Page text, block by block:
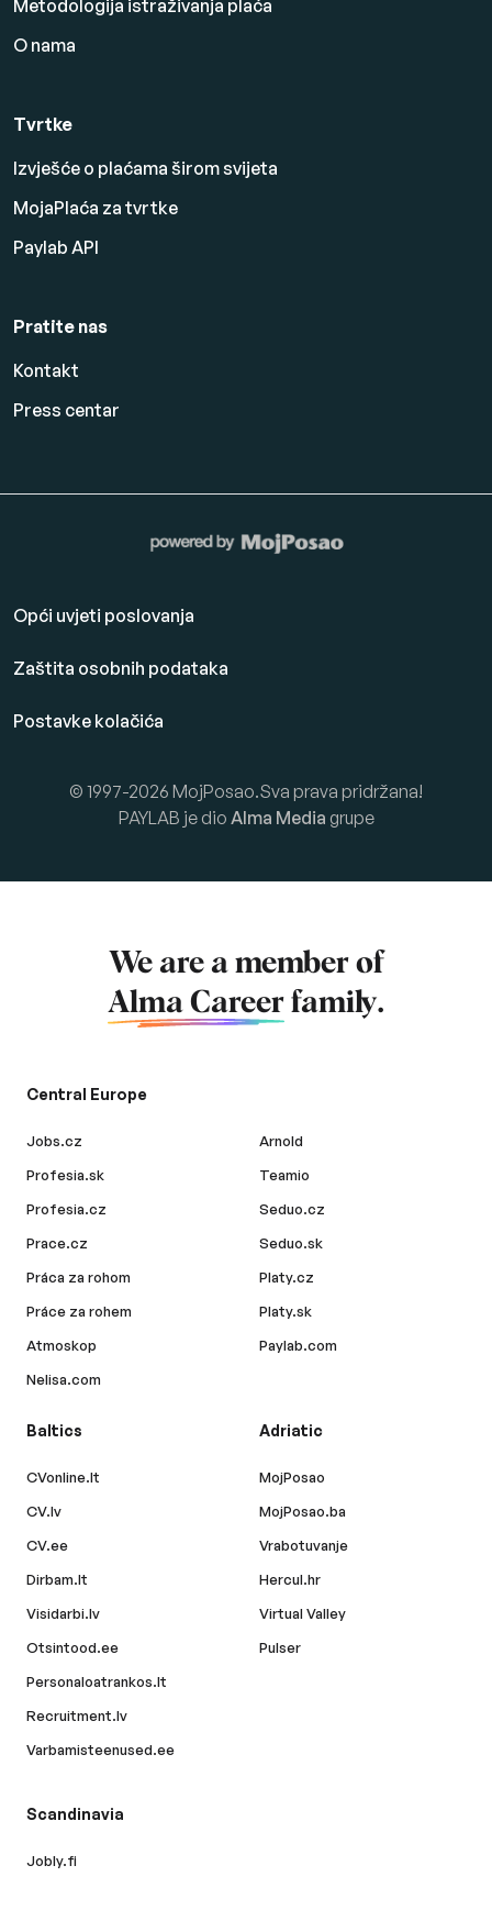
Metodologija istraživanja plaća
O nama
Tvrtke
Izvješće o plaćama širom svijeta
MojaPlaća za tvrtke
Paylab API
Pratite nas
Kontakt
Press centar
Opći uvjeti poslovanja
Zaštita osobnih podataka
Postavke kolačića
© 1997-2026 MojPosao.Sva prava pridržana!
PAYLAB je dio Alma Media grupe
We are a member of
Alma Career family.
Central Europe
Jobs.cz
Profesia.sk
Profesia.cz
Prace.cz
Práca za rohom
Práce za rohem
Atmoskop
Nelisa.com
Arnold
Teamio
Seduo.cz
Seduo.sk
Platy.cz
Platy.sk
Paylab.com
Baltics
CVonline.lt
CV.lv
CV.ee
Dirbam.lt
Visidarbi.lv
Otsintood.ee
Personaloatrankos.lt
Recruitment.lv
Varbamisteenused.ee
Adriatic
MojPosao
MojPosao.ba
Vrabotuvanje
Hercul.hr
Virtual Valley
Pulser
Scandinavia
Jobly.fi